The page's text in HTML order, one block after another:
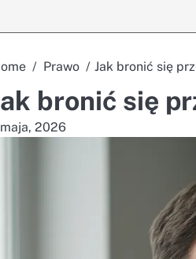
Prawo Jak bronić się
bronić się
2026